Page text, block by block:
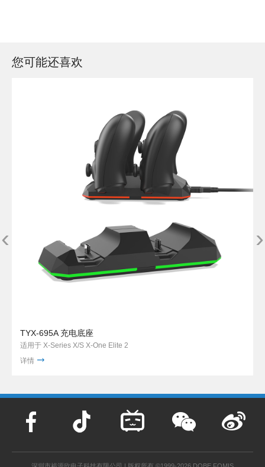
您可能还喜欢
TYX-695A 充电底座
适用于 X-Series X/S X-One Elite 2
详情
‹ ›